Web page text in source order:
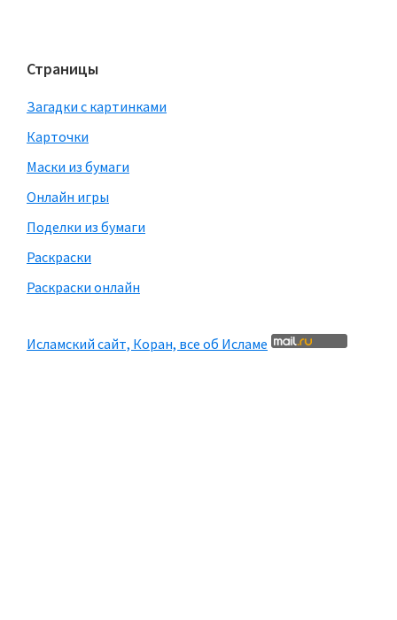
Страницы
Загадки с картинками
Карточки
Маски из бумаги
Онлайн игры
Поделки из бумаги
Раскраски
Раскраски онлайн
Исламский сайт, Коран, все об Исламе